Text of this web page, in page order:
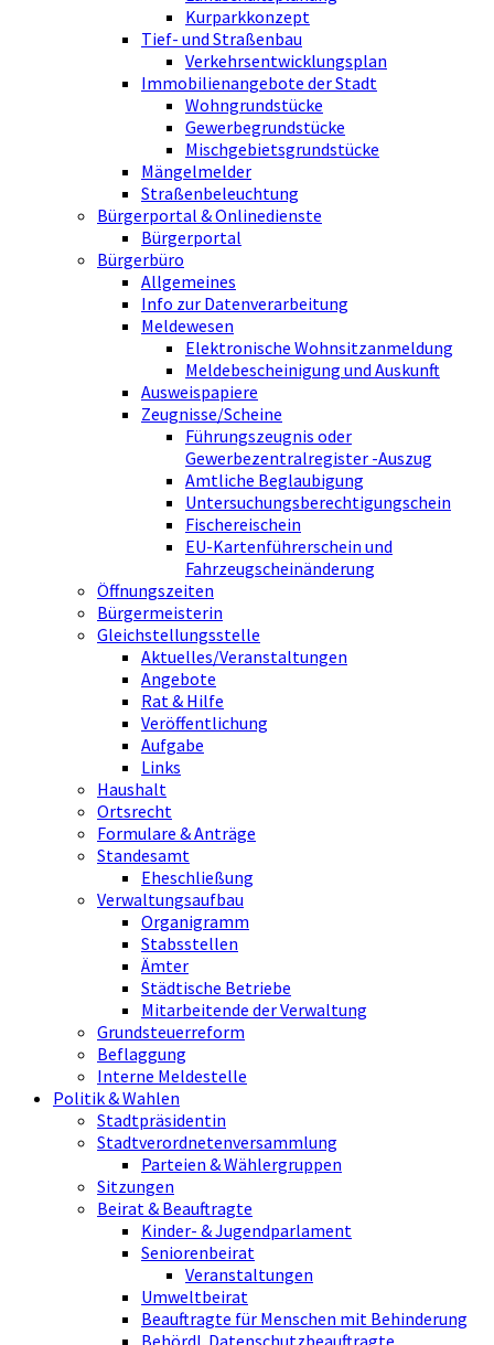
Kurparkkonzept
Tief- und Straßenbau
Verkehrsentwicklungsplan
Immobilienangebote der Stadt
Wohngrundstücke
Gewerbegrundstücke
Mischgebietsgrundstücke
Mängelmelder
Straßenbeleuchtung
Bürgerportal & Onlinedienste
Bürgerportal
Bürgerbüro
Allgemeines
Info zur Datenverarbeitung
Meldewesen
Elektronische Wohnsitzanmeldung
Meldebescheinigung und Auskunft
Ausweispapiere
Zeugnisse/Scheine
Führungszeugnis oder
Gewerbezentralregister -Auszug
Amtliche Beglaubigung
Untersuchungsberechtigungschein
Fischereischein
EU-Kartenführerschein und
Fahrzeugscheinänderung
Öffnungszeiten
Bürgermeisterin
Gleichstellungsstelle
Aktuelles/Veranstaltungen
Angebote
Rat & Hilfe
Veröffentlichung
Aufgabe
Links
Haushalt
Ortsrecht
Formulare & Anträge
Standesamt
Eheschließung
Verwaltungsaufbau
Organigramm
Stabsstellen
Ämter
Städtische Betriebe
Mitarbeitende der Verwaltung
Grundsteuerreform
Beflaggung
Interne Meldestelle
Politik & Wahlen
Stadtpräsidentin
Stadtverordnetenversammlung
Parteien & Wählergruppen
Sitzungen
Beirat & Beauftragte
Kinder- & Jugendparlament
Seniorenbeirat
Veranstaltungen
Umweltbeirat
Beauftragte für Menschen mit Behinderung
Behördl. Datenschutzbeauftragte